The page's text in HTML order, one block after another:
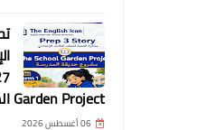
Garden Project المنهج الجديد كاملة
06 أغسطس 2026